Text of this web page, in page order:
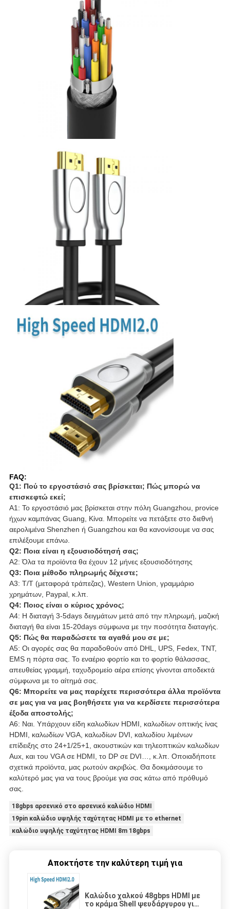
FAQ:
Q1: Πού το εργοστάσιό σας βρίσκεται; Πώς μπορώ να
επισκεφτώ εκεί;
Α1: Το εργοστάσιό μας βρίσκεται στην πόλη Guangzhou, provice
ήχων καμπάνας Guang, Κίνα. Μπορείτε να πετάξετε στο διεθνή
αερολιμένα Shenzhen ή Guangzhou και θα κανονίσουμε να σας
επιλέξουμε επάνω.
Q2: Ποια είναι η εξουσιοδότησή σας;
A2: Όλα τα προϊόντα θα έχουν 12 μήνες εξουσιοδότησης
Q3: Ποια μέθοδο πληρωμής δέχεστε;
A3: T/T (μεταφορά τράπεζας), Western Union, γραμμάριο
χρημάτων, Paypal, κ.λπ.
Q4: Ποιος είναι ο κύριος χρόνος;
A4: Η διαταγή 3-5days δειγμάτων μετά από την πληρωμή, μαζική
διαταγή θα είναι 15-20days σύμφωνα με την ποσότητα διαταγής.
Q5: Πώς θα παραδώσετε τα αγαθά μου σε με;
A5: Οι αγορές σας θα παραδοθούν από DHL, UPS, Fedex, TNT,
EMS η πόρτα σας. Το εναέριο φορτίο και το φορτίο θάλασσας,
απευθείας γραμμή, ταχυδρομείο αέρα επίσης γίνονται αποδεκτά
σύμφωνα με το αίτημά σας.
Q6: Μπορείτε να μας παρέχετε περισσότερα άλλα προϊόντα
σε μας για να μας βοηθήσετε για να κερδίσετε περισσότερα
έξοδα αποστολής;
A6: Ναι. Υπάρχουν είδη καλωδίων HDMI, καλωδίων οπτικής ίνας
HDMI, καλωδίων VGA, καλωδίων DVI, καλωδίου λιμένων
επίδειξης στο 24+1/25+1, ακουστικών και τηλεοπτικών καλωδίων
Aux, και του VGA σε HDMI, το DP σε DVI…, κ.λπ. Οποιαδήποτε
σχετικά προϊόντα, μας ρωτούν ακριβώς. Θα δοκιμάσουμε το
καλύτερό μας για να τους βρούμε για σας κάτω από πρόθυμό
σας.
18gbps αρσενικό στο αρσενικό καλώδιο HDMI
19pin καλώδιο υψηλής ταχύτητας HDMI με το ethernet
καλώδιο υψηλής ταχύτητας HDMI 8m 18gbps
Αποκτήστε την καλύτερη τιμή για
Καλώδιο χαλκού 48gbps HDMI με
το κράμα Shell ψευδάργυρου για